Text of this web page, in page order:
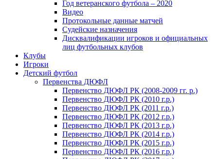
Год ветеранского футбола – 2020
Видео
Протокольные данные матчей
Судейские назначения
Дисквалификации игроков и официальных
лиц футбольных клубов
Клубы
Игроки
Детский футбол
Первенства ДЮФЛ
Первенство ДЮФЛ РК (2008-2009 гг. р.)
Первенство ДЮФЛ РК (2010 г.р.)
Первенство ДЮФЛ РК (2011 г.р.)
Первенство ДЮФЛ РК (2012 г.р.)
Первенство ДЮФЛ РК (2013 г.р.)
Первенство ДЮФЛ РК (2014 г.р.)
Первенство ДЮФЛ РК (2015 г.р.)
Первенство ДЮФЛ РК (2016 г.р.)